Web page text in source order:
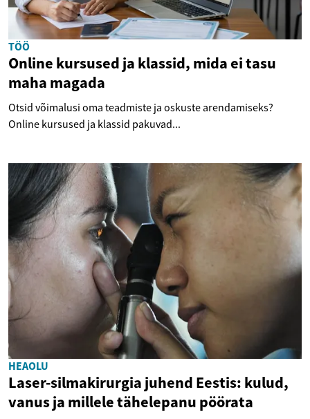
TÖÖ
Online kursused ja klassid, mida ei tasu
maha magada
Otsid võimalusi oma teadmiste ja oskuste arendamiseks?
Online kursused ja klassid pakuvad...
HEAOLU
Laser-silmakirurgia juhend Eestis: kulud,
vanus ja millele tähelepanu pöörata